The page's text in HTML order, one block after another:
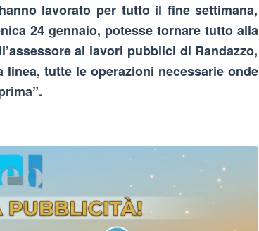
lavorato per tutto il fine settimana,
24 gennaio, potesse tornare tutto alla
ai lavori pubblici di Randazzo,
tutte le operazioni necessarie onde